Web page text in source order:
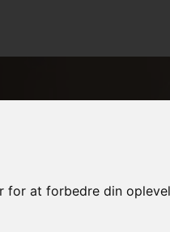
at forbedre din